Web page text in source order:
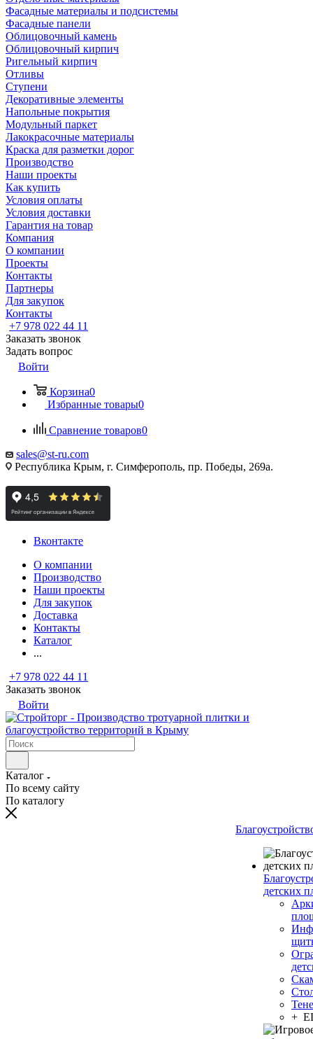
Фасадные материалы и подсистемы
Фасадные панели
Облицовочный камень
Облицовочный кирпич
Ригельный кирпич
Отливы
Ступени
Декоративные элементы
Напольные покрытия
Модульный паркет
Лакокрасочные материалы
Краска для разметки дорог
Производство
Наши проекты
Как купить
Условия оплаты
Условия доставки
Гарантия на товар
Компания
О компании
Проекты
Контакты
Партнеры
Для закупок
Контакты
+7 978 022 44 11
Заказать звонок
Задать вопрос
Войти
Корзина0
Избранные товары0
Сравнение товаров0
sales@st-ru.com
Республика Крым, г. Симферополь, пр. Победы, 269а.
Вконтакте
О компании
Производство
Наши проекты
Для закупок
Доставка
Контакты
Каталог
...
+7 978 022 44 11
Заказать звонок
Войти
Каталог
По всему сайту
По каталогу
детских
+